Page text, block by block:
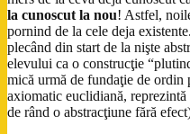
la cunoscut la nou! Astfel,
pornind de la cele deja
plecând din start de la nişte
elevului ca o construcţie
mică urmă de fundaţie de
axiomatic euclidiană,
de rând o abstracţiune fără